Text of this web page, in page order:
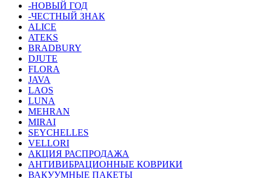
-НОВЫЙ ГОД
-ЧЕСТНЫЙ ЗНАК
ALICE
ATEKS
BRADBURY
DJUTE
FLORA
JAVA
LAOS
LUNA
MEHRAN
MIRAI
SEYCHELLES
VELLORI
АКЦИЯ РАСПРОДАЖА
АНТИВИБРАЦИОННЫЕ КОВРИКИ
ВАКУУМНЫЕ ПАКЕТЫ